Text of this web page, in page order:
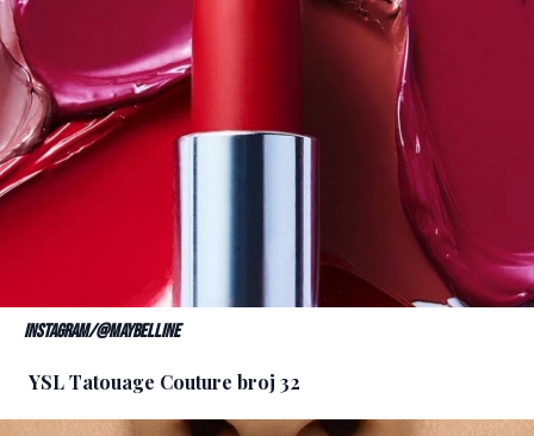
Instagram/@maybelline
YSL Tatouage Couture broj 32